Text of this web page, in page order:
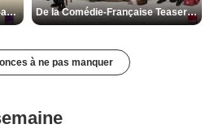
Les Matins merveilleux Bande-annonce VF De la Comédie-Française Teaser VF
à ne pas manquer